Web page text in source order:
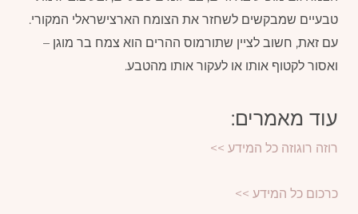
טבעיים שמבקשים לשחזר את הצומח הארצישראלי המקורי.
עם זאת, חשוב לציין שתורמוס ההרים הוא צמח בר מוגן –
ואסור לקטוף אותו או לעקור אותו מהטבע.
עוד מאמרים:
רוזה רוגוזה כל המידע >>
כרכום כל המידע >>